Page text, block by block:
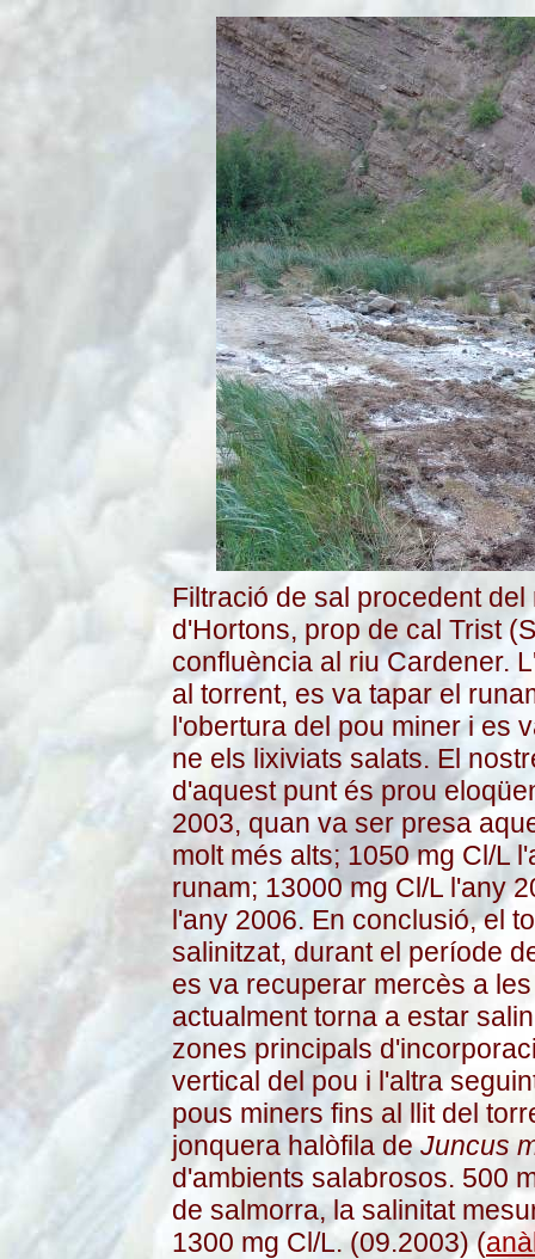
Filtració de sal procedent
d'Hortons, prop de cal Trist
confluència al riu Cardener.
al torrent, es va tapar el
l'obertura del pou miner i es
ne els lixiviats salats. El
d'aquest punt és prou
2003, quan va ser presa
molt més alts; 1050 mg Cl/L
runam; 13000 mg Cl/L l'any
l'any 2006. En conclusió, el
salinitzat, durant el període
es va recuperar mercès a
actualment torna a estar
zones principals
vertical del pou i l'altra
pous miners fins al llit del
jonquera halòfila deJuncus
d'ambients salabrosos. 500
de salmorra, la salinitat
1300 mg Cl/L. (09.2003) (